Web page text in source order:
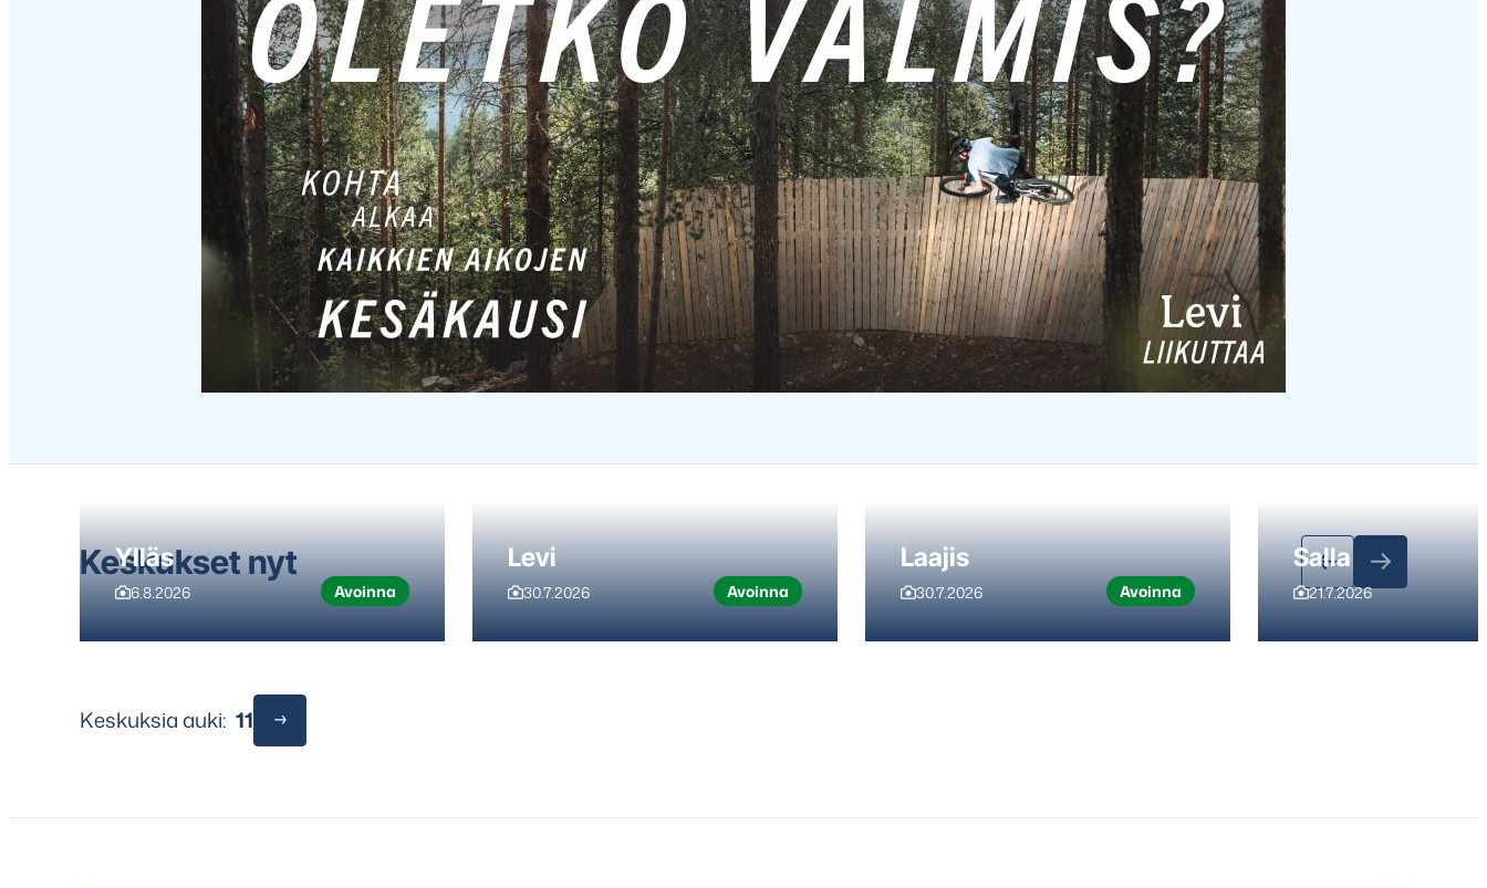
Keskukset nyt
Ylläs
6.8.2026 Avoinna
Levi
30.7.2026 Avoinna
Laajis
30.7.2026 Avoinna
Salla
21.7.2026
Keskuksia auki: 11